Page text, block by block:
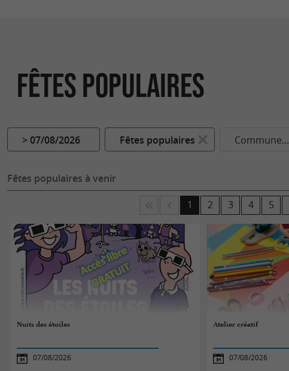
Fêtes populaires
> 07/08/2026 Fêtes populaires Commune...
Fêtes populaires à venir
1 2 3 4 5
Nuits des étoiles
07/08/2026
Atelier créatif
07/08/2026